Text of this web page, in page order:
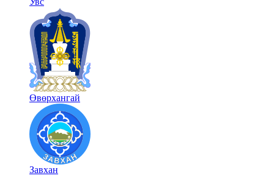
Өвөрхангай
Завхан